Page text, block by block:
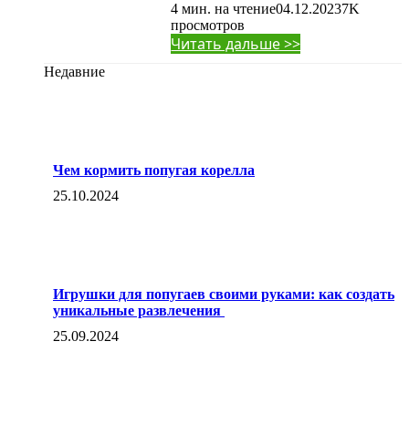
4 мин. на чтение04.12.20237K
просмотров
Читать дальше >>
Недавние
Чем кормить попугая корелла
25.10.2024
Игрушки для попугаев своими руками: как создать
уникальные развлечения
25.09.2024